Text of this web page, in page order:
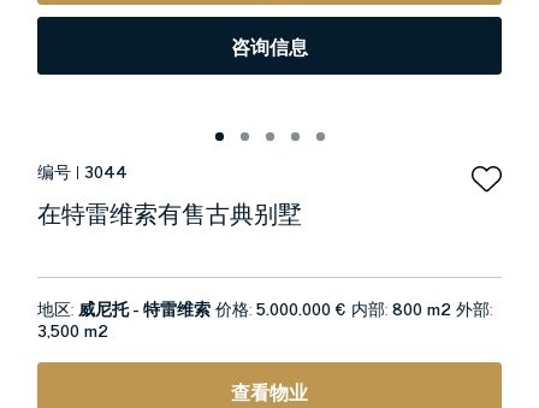
咨询信息
编号 | 3044
在特雷维索有售古典别墅
地区:威尼托 - 特雷维索价格:5.000.000 € 内部:800 m2外部:
3,500 m2
查看物业